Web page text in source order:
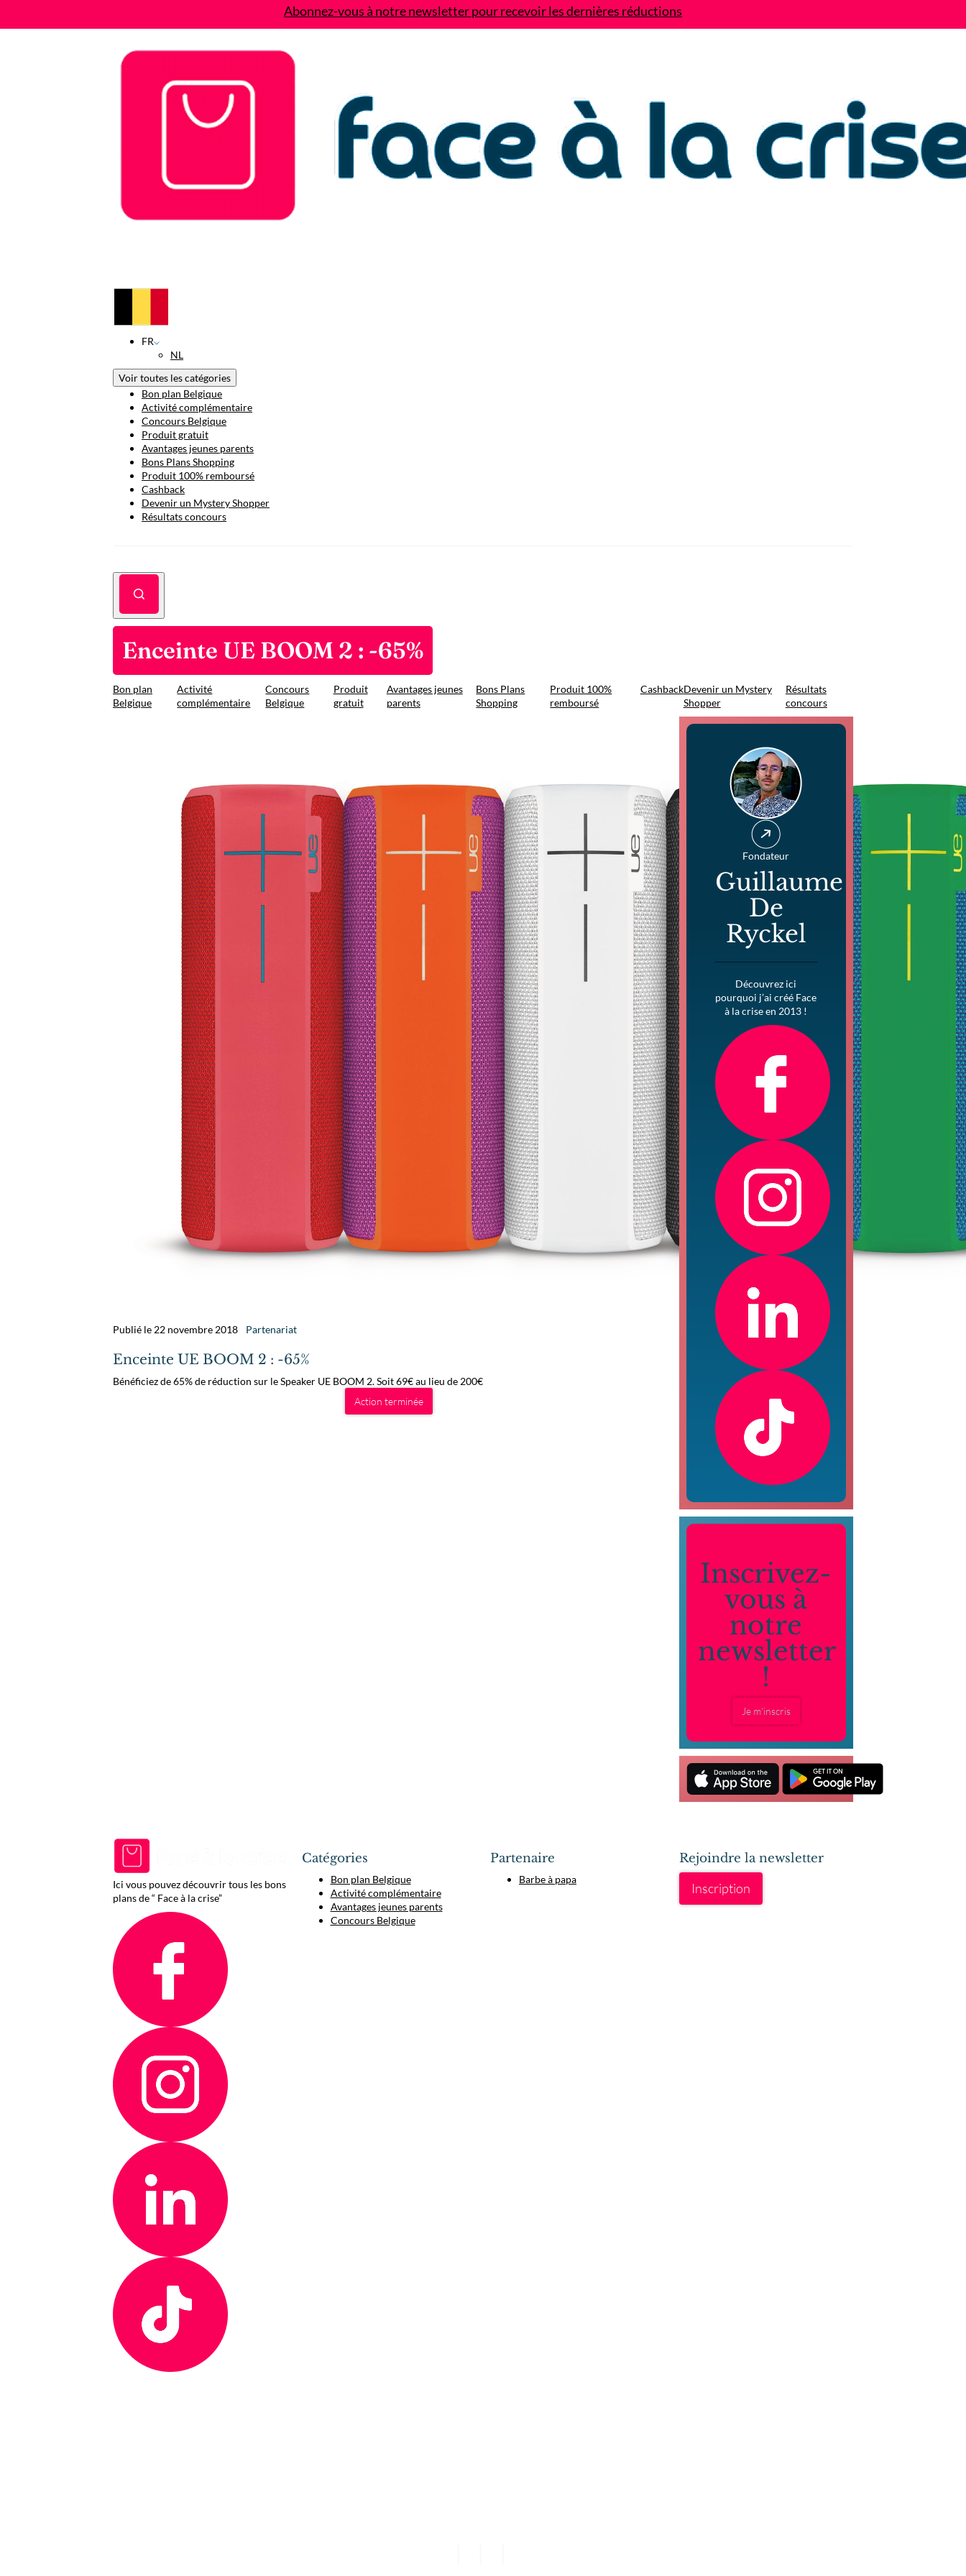
Abonnez-vous à notre newsletter pour recevoir les dernières réductions
FR
NL
Voir toutes les catégories
Bon plan Belgique
Activité complémentaire
Concours Belgique
Produit gratuit
Avantages jeunes parents
Bons Plans Shopping
Produit 100% remboursé
Cashback
Devenir un Mystery Shopper
Résultats concours
Enceinte UE BOOM 2 : -65%
Bon plan
Belgique
Activité
complémentaire
Concours
Belgique
Produit
gratuit
Avantages jeunes
parents
Bons Plans
Shopping
Produit 100%
remboursé
CashbackDevenir un Mystery
Shopper
Résultats
concours
Publié le 22 novembre 2018 Partenariat
Enceinte UE BOOM 2 : -65%
Bénéficiez de 65% de réduction sur le Speaker UE BOOM 2. Soit 69€ au lieu de 200€
Action terminée
Fondateur
Guillaume
De
Ryckel
Découvrez ici
pourquoi j’ai créé Face
à la crise en 2013 !
Inscrivez-
vous à
notre
newsletter
!
Je m'inscris
Ici vous pouvez découvrir tous les bons
plans de “ Face à la crise”
Catégories
Bon plan Belgique
Activité complémentaire
Avantages jeunes parents
Concours Belgique
Partenaire
Barbe à papa
Rejoindre la newsletter
Inscription